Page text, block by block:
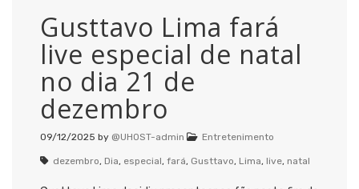
Gusttavo Lima fará
live especial de natal
no dia 21 de
dezembro
09/12/2025 by @UHOST-admin Entretenimento
dezembro, Dia, especial, fará, Gusttavo, Lima, live, natal